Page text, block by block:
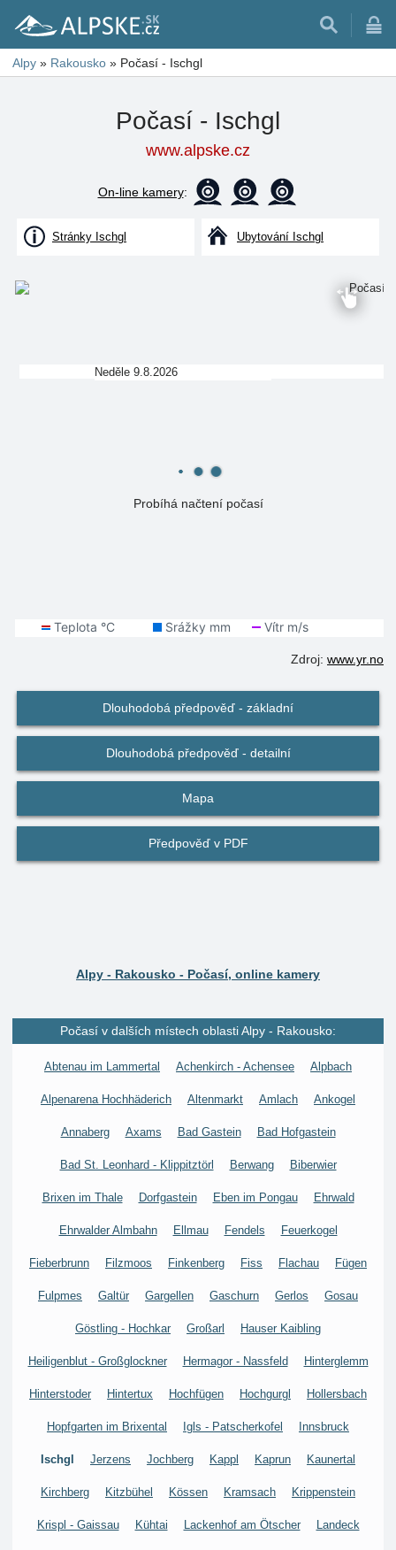
Alpy » Rakousko » Počasí - Ischgl
Počasí - Ischgl
www.alpske.cz
On-line kamery:
Stránky Ischgl Ubytování Ischgl
Probíhá načtení počasí
Neděle 9.8.2026
Zdroj: www.yr.no
Dlouhodobá předpověď - základní
Dlouhodobá předpověď - detailní
Mapa
Předpověď v PDF
Alpy - Rakousko - Počasí, online kamery
Počasí v dalších místech oblasti Alpy - Rakousko:
Abtenau im Lammertal Achenkirch - Achensee Alpbach
Alpenarena Hochhäderich Altenmarkt Amlach Ankogel
Annaberg Axams Bad Gastein Bad Hofgastein
Bad St. Leonhard - Klippitztörl Berwang Biberwier
Brixen im Thale Dorfgastein Eben im Pongau Ehrwald
Ehrwalder Almbahn Ellmau Fendels Feuerkogel
Fieberbrunn Filzmoos Finkenberg Fiss Flachau Fügen
Fulpmes Galtür Gargellen Gaschurn Gerlos Gosau
Göstling - Hochkar Großarl Hauser Kaibling
Heiligenblut - Großglockner Hermagor - Nassfeld Hinterglemm
Hinterstoder Hintertux Hochfügen Hochgurgl Hollersbach
Hopfgarten im Brixental Igls - Patscherkofel Innsbruck
Ischgl Jerzens Jochberg Kappl Kaprun Kaunertal
Kirchberg Kitzbühel Kössen Kramsach Krippenstein
Krispl - Gaissau Kühtai Lackenhof am Ötscher Landeck